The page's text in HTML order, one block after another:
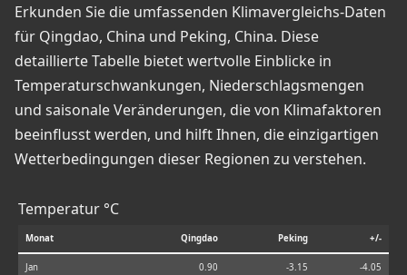
Erkunden Sie die umfassenden Klimavergleichs-Daten
für Qingdao, China und Peking, China. Diese
detaillierte Tabelle bietet wertvolle Einblicke in
Temperaturschwankungen, Niederschlagsmengen
und saisonale Veränderungen, die von Klimafaktoren
beeinflusst werden, und hilft Ihnen, die einzigartigen
Wetterbedingungen dieser Regionen zu verstehen.
Temperatur °C
Monat Qingdao Peking +/-
Jan 0.90 -3.15 -4.05